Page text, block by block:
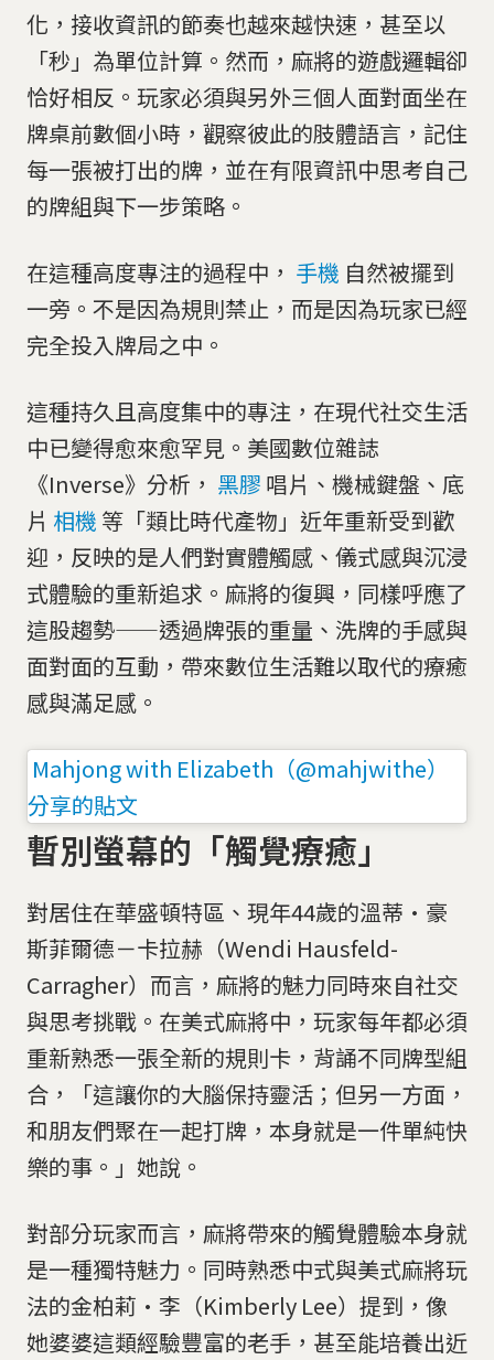
化，接收資訊的節奏也越來越快速，甚至以
「秒」為單位計算。然而，麻將的遊戲邏輯卻
恰好相反。玩家必須與另外三個人面對面坐在
牌桌前數個小時，觀察彼此的肢體語言，記住
每一張被打出的牌，並在有限資訊中思考自己
的牌組與下一步策略。
在這種高度專注的過程中， 手機 自然被擺到
一旁。不是因為規則禁止，而是因為玩家已經
完全投入牌局之中。
這種持久且高度集中的專注，在現代社交生活
中已變得愈來愈罕見。美國數位雜誌
《Inverse》分析， 黑膠 唱片、機械鍵盤、底
片 相機 等「類比時代產物」近年重新受到歡
迎，反映的是人們對實體觸感、儀式感與沉浸
式體驗的重新追求。麻將的復興，同樣呼應了
這股趨勢——透過牌張的重量、洗牌的手感與
面對面的互動，帶來數位生活難以取代的療癒
感與滿足感。
Mahjong with Elizabeth（@mahjwithe）
分享的貼文
暫別螢幕的「觸覺療癒」
對居住在華盛頓特區、現年44歲的溫蒂·豪
斯菲爾德－卡拉赫（Wendi Hausfeld-
Carragher）而言，麻將的魅力同時來自社交
與思考挑戰。在美式麻將中，玩家每年都必須
重新熟悉一張全新的規則卡，背誦不同牌型組
合，「這讓你的大腦保持靈活；但另一方面，
和朋友們聚在一起打牌，本身就是一件單純快
樂的事。」她說。
對部分玩家而言，麻將帶來的觸覺體驗本身就
是一種獨特魅力。同時熟悉中式與美式麻將玩
法的金柏莉·李（Kimberly Lee）提到，像
她婆婆這類經驗豐富的老手，甚至能培養出近